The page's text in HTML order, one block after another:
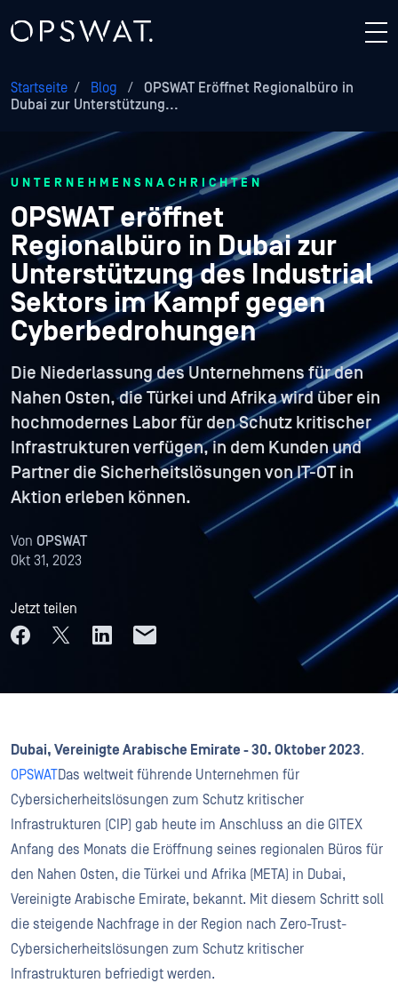
Startseite / Blog /
OPSWAT Eröffnet Regionalbüro in
Dubai zur Unterstützung...
UNTERNEHMENSNACHRICHTEN
OPSWAT eröffnet
Regionalbüro in Dubai zur
Unterstützung des Industrial
Sektors im Kampf gegen
Cyberbedrohungen
Die Niederlassung des Unternehmens für den
Nahen Osten, die Türkei und Afrika wird über ein
hochmodernes Labor für den Schutz kritischer
Infrastrukturen verfügen, in dem Kunden und
Partner die Sicherheitslösungen von IT-OT in
Aktion erleben können.
Von OPSWAT
Okt 31, 2023
Jetzt teilen
Dubai, Vereinigte Arabische Emirate - 30. Oktober 2023.
OPSWATDas weltweit führende Unternehmen für
Cybersicherheitslösungen zum Schutz kritischer
Infrastrukturen (CIP) gab heute im Anschluss an die GITEX
Anfang des Monats die Eröffnung seines regionalen Büros für
den Nahen Osten, die Türkei und Afrika (META) in Dubai,
Vereinigte Arabische Emirate, bekannt. Mit diesem Schritt soll
die steigende Nachfrage in der Region nach Zero-Trust-
Cybersicherheitslösungen zum Schutz kritischer
Infrastrukturen befriedigt werden.